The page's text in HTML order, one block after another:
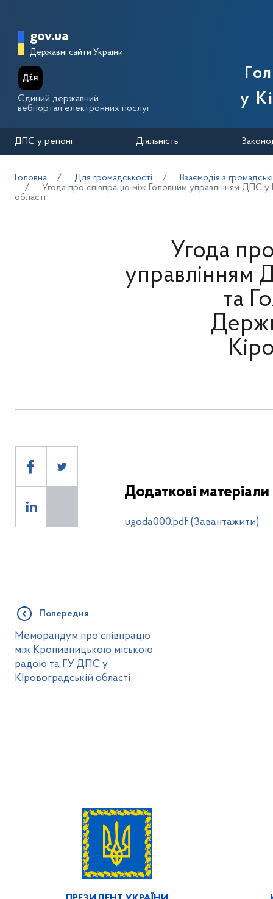
Головна сторінка Державної
gov.ua
Державні сайти України
Єдиний державний
вебпортал електронних послуг
у
ДПС у регіоні Діяльність
Головна Для громадськості
Взаємодія з
Угода про співпрацю між Головним управлінням ДПС у
області
Угода
управлінням
та
Додаткові матеріали
ugoda000.pdf (Завантажити)
Попередня
Меморандум про співпрацю
між Кропивницькою міською
радою та ГУ ДПС у
КІровоградській області